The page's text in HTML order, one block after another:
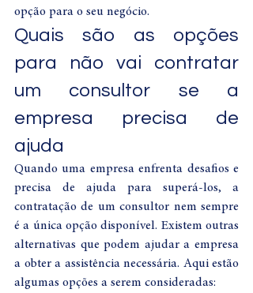
opção para o seu negócio.
Quais são as opções
para não vai contratar
um consultor se a
empresa precisa de
ajuda
Quando uma empresa enfrenta desafios e
precisa de ajuda para superá-los, a
contratação de um consultor nem sempre
é a única opção disponível. Existem outras
alternativas que podem ajudar a empresa
a obter a assistência necessária. Aqui estão
algumas opções a serem consideradas: